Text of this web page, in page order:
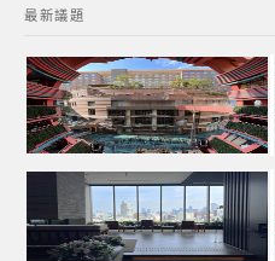
最新議題